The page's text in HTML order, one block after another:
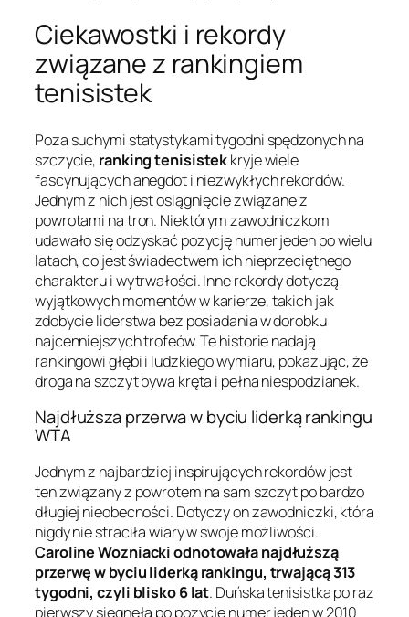
Ciekawostki i rekordy
związane z rankingiem
tenisistek
Poza suchymi statystykami tygodni spędzonych na
szczycie, ranking tenisistekkryje wiele
fascynujących anegdot i niezwykłych rekordów.
Jednym z nich jest osiągnięcie związane z
powrotami na tron. Niektórym zawodniczkom
udawało się odzyskać pozycję numer jeden po wielu
latach, co jest świadectwem ich nieprzeciętnego
charakteru i wytrwałości. Inne rekordy dotyczą
wyjątkowych momentów w karierze, takich jak
zdobycie liderstwa bez posiadania w dorobku
najcenniejszych trofeów. Te historie nadają
rankingowi głębi i ludzkiego wymiaru, pokazując, że
droga na szczyt bywa kręta i pełna niespodzianek.
Najdłuższa przerwa w byciu liderką rankingu
WTA
Jednym z najbardziej inspirujących rekordów jest
ten związany z powrotem na sam szczyt po bardzo
długiej nieobecności. Dotyczy on zawodniczki, która
nigdy nie straciła wiary w swoje możliwości.
Caroline Wozniacki odnotowała najdłuższą
przerwę w byciu liderką rankingu, trwającą 313
tygodni, czyli blisko 6 lat. Duńska tenisistka po raz
pierwszy sięgnęła po pozycję numer jeden w 2010